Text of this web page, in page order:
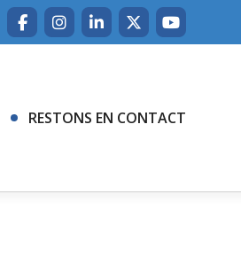
RESTONS EN CONTACT